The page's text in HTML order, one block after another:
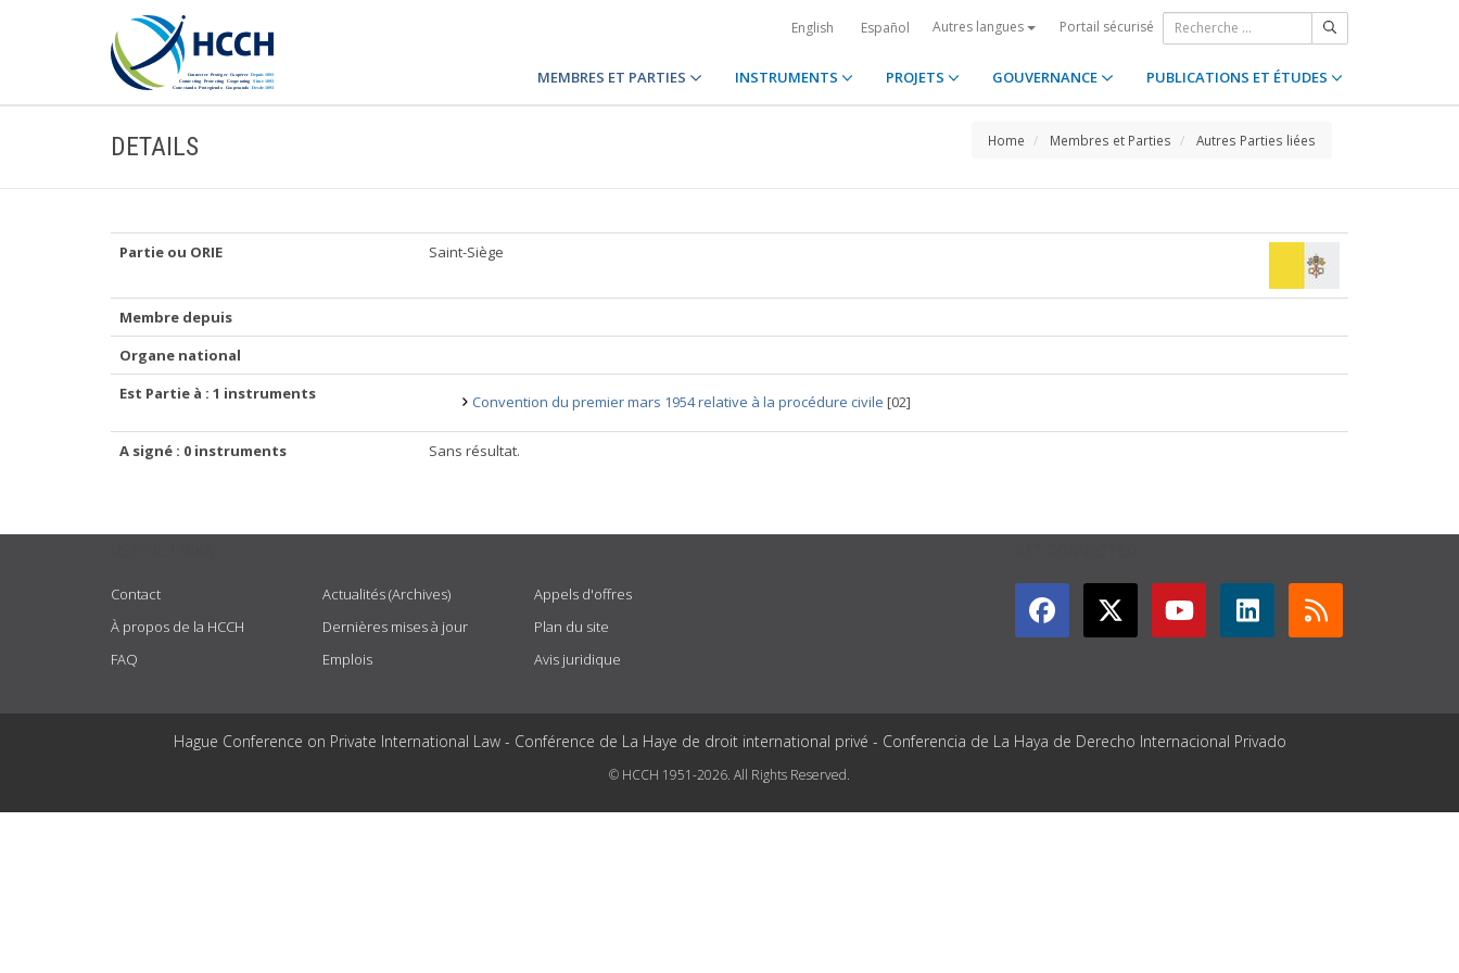
English Español Autres langues Portail sécurisé
MEMBRES ET PARTIES INSTRUMENTS PROJETS GOUVERNANCE PUBLICATIONS ET ÉTUDES
DETAILS Home Membres et Parties Autres Parties liées
Partie ou ORIE Saint-Siège
Membre depuis
Organe national
Est Partie à : 1 instruments
Convention du premier mars 1954 relative à la procédure civile [02]
A signé : 0 instruments Sans résultat.
Contact
À propos de la HCCH
FAQ
Actualités (Archives)
Dernières mises à jour
Emplois
Appels d'offres
Plan du site
Avis juridique
Hague Conference on Private International Law - Conférence de La Haye de droit international privé - Conferencia de La Haya de Derecho Internacional Privado
© HCCH 1951-2026. All Rights Reserved.